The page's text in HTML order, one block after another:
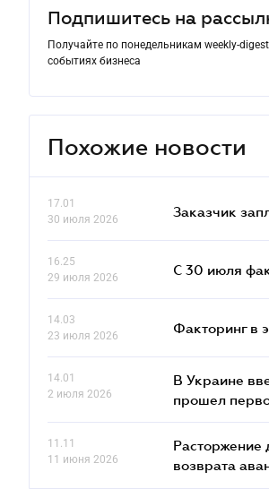
Подпишитесь на
Получайте по понедельникам weekly-
событиях бизнеса
Похожие новости
17.01
30 июля 2026
Заказчик
16.25
29 июля 2026
С 30 июля
14.03
23 июля 2026
Факторинг в
14.01
2 июля 2026
В Украине
прошел
11.11
11 июня 2026
Расторжение
возврата